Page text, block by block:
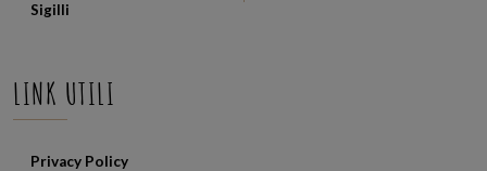
Sigilli
LINK UTILI
Privacy Policy